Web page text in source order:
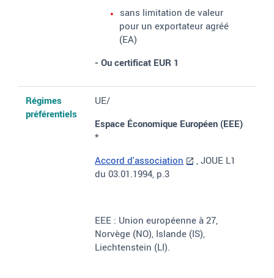
sans limitation de valeur
pour un exportateur agréé
(EA)
- Ou certificat EUR 1
Régimes
préférentiels
UE/
Espace Économique Européen (EEE)
*
Accord d'association
, JOUE L1
du 03.01.1994, p.3
EEE : Union européenne à 27,
Norvège (NO), Islande (IS),
Liechtenstein (LI).